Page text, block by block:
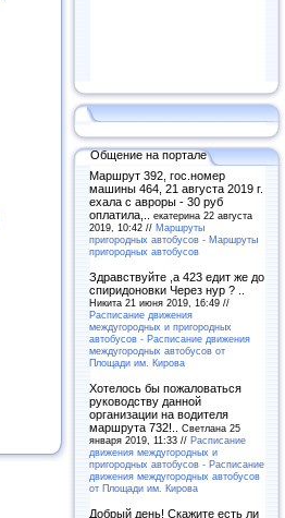
Общение на портале
Маршрут 392, гос.номер
машины 464, 21 августа 2019 г.
ехала с авроры - 30 руб
оплатила,.. екатерина 22 августа
2019, 10:42 // Маршруты
пригородных автобусов - Маршруты
пригородных автобусов
Здравствуйте ,а 423 едит же до
спиридоновки Через нур ? ..
Никита 21 июня 2019, 16:49 //
Расписание движения
междугородных и пригородных
автобусов - Расписание движения
междугородных автобусов от
Площади им. Кирова
Хотелось бы пожаловаться
руководству данной
организации на водителя
маршрута 732!.. Светлана 25
января 2019, 11:33 // Расписание
движения междугородных и
пригородных автобусов - Расписание
движения междугородных автобусов
от Площади им. Кирова
Добрый день! Скажите есть ли